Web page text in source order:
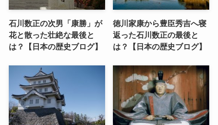
石川数正の次男「康勝」が
花と散った壮絶な最後と
は？【日本の歴史ブログ】
徳川家康から豊臣秀吉へ寝
返った石川数正の最後と
は？【日本の歴史ブログ】